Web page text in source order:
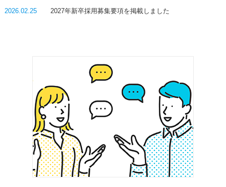
2026.02.25 2027年新卒採用募集要項を掲載しました